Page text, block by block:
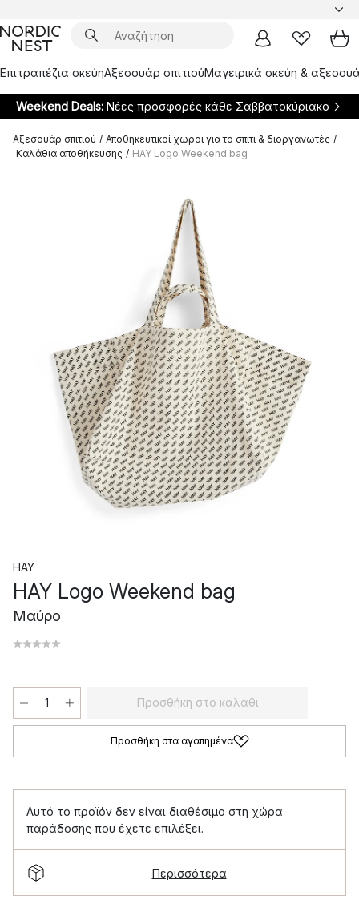
Επιτραπέζια σκεύηΑξεσουάρ σπιτιούΜαγειρικά σκεύη &
Weekend Deals: Νέες προσφορές κάθε Σαββατοκύριακο
Αξεσουάρ σπιτιού / Αποθηκευτικοί χώροι για το σπίτι & διοργανωτές /
Καλάθια αποθήκευσης / HAY Logo Weekend bag
HAY
HAY Logo Weekend bag
Μαύρο
Προσθήκη στο καλάθι
Προσθήκη στα αγαπημένα
Αυτό το προϊόν δεν είναι διαθέσιμο στη χώρα
παράδοσης που έχετε επιλέξει.
Περισσότερα